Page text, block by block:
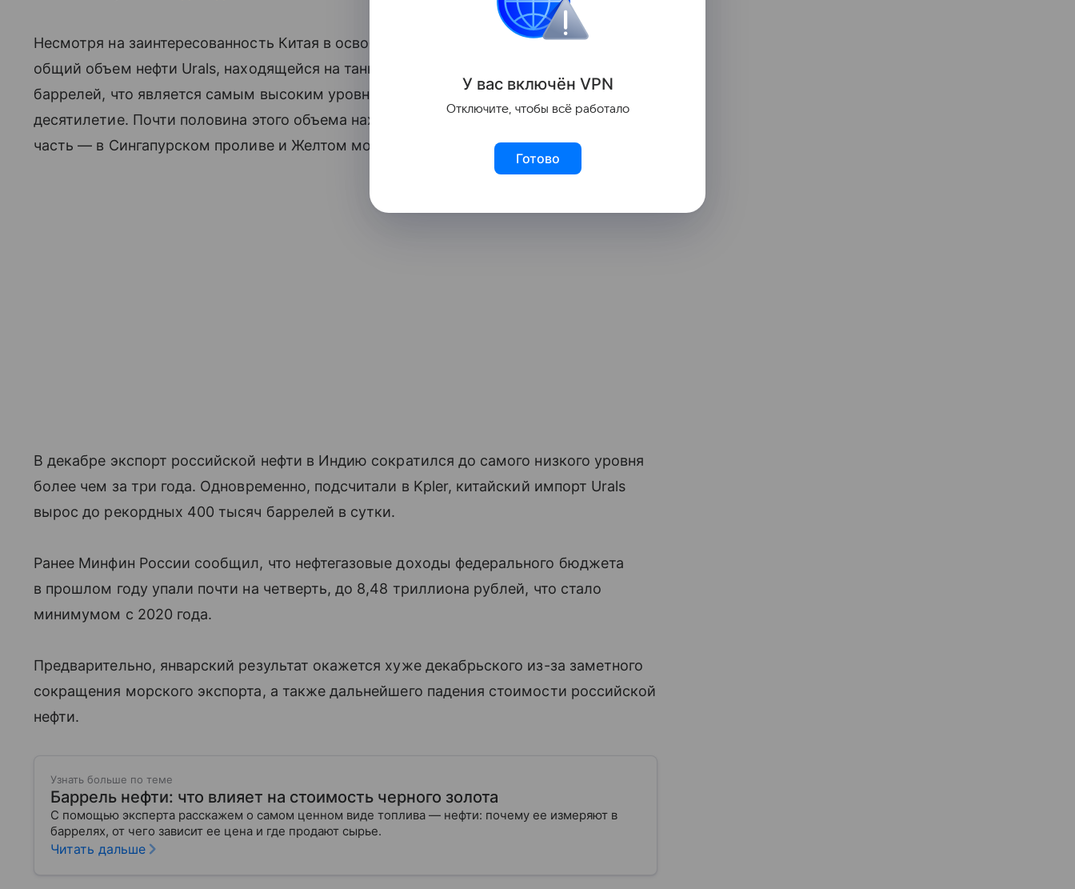
Несмотря на заинтересованность Китая в освободившихся российских баррелях,
общий объем нефти Urals, находящейся на танкерах, превысил 13 миллионов
баррелей, что является самым высоким уровнем как минимум за последнее
десятилетие. Почти половина этого объема находится в Аравийском море, а пятая
часть — в Сингапурском проливе и Желтом море.
В декабре экспорт российской нефти в Индию сократился до самого низкого уровня
более чем за три года. Одновременно, подсчитали в Kpler, китайский импорт Urals
вырос до рекордных 400 тысяч баррелей в сутки.
Ранее Минфин России сообщил, что нефтегазовые доходы федерального бюджета
в прошлом году упали почти на четверть, до 8,48 триллиона рублей, что стало
минимумом с 2020 года.
Предварительно, январский результат окажется хуже декабрьского из-за заметного
сокращения морского экспорта, а также дальнейшего падения стоимости российской
нефти.
Узнать больше по теме
Баррель нефти: что влияет на стоимость черного золота
С помощью эксперта расскажем о самом ценном виде топлива — нефти: почему ее измеряют в
баррелях, от чего зависит ее цена и где продают сырье.
Читать дальше
У вас включён VPN
Отключите, чтобы всё работало
Готово